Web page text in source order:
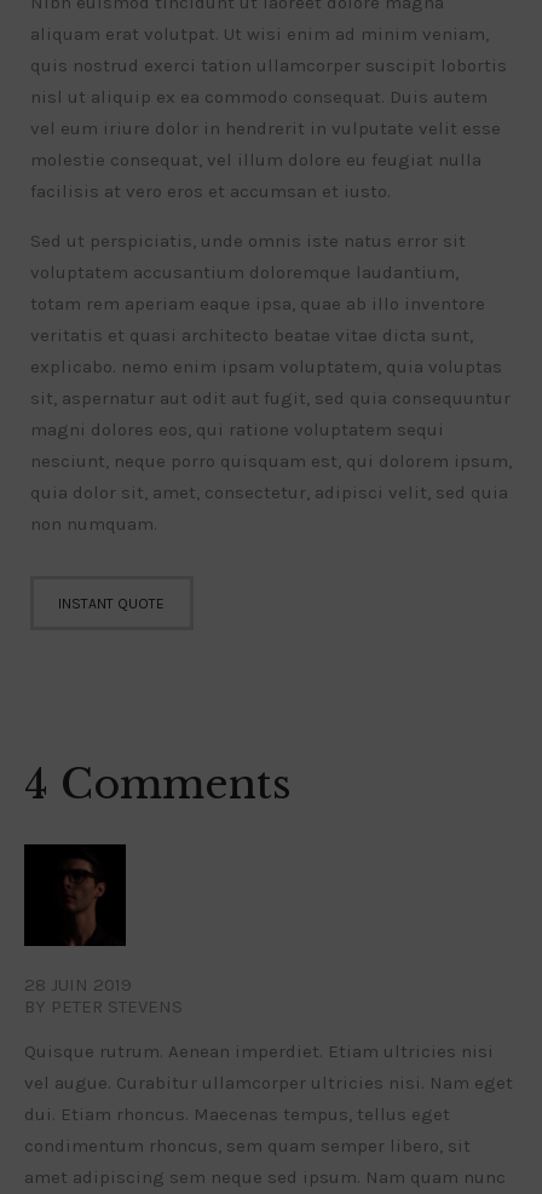
aliquam erat volutpat. Ut wisi enim ad minim veniam,
quis nostrud exerci tation ullamcorper suscipit lobortis
nisl ut aliquip ex ea commodo consequat. Duis autem
vel eum iriure dolor in hendrerit in vulputate velit esse
molestie consequat, vel illum dolore eu feugiat nulla
facilisis at vero eros et accumsan et iusto.
Sed ut perspiciatis, unde omnis iste natus error sit
voluptatem accusantium doloremque laudantium,
totam rem aperiam eaque ipsa, quae ab illo inventore
veritatis et quasi architecto beatae vitae dicta sunt,
explicabo. nemo enim ipsam voluptatem, quia voluptas
sit, aspernatur aut odit aut fugit, sed quia consequuntur
magni dolores eos, qui ratione voluptatem sequi
nesciunt, neque porro quisquam est, qui dolorem ipsum,
quia dolor sit, amet, consectetur, adipisci velit, sed quia
non numquam.
INSTANT QUOTE
4 Comments
28 JUIN 2019
BY PETER STEVENS
Quisque rutrum. Aenean imperdiet. Etiam ultricies nisi
vel augue. Curabitur ullamcorper ultricies nisi. Nam eget
dui. Etiam rhoncus. Maecenas tempus, tellus eget
condimentum rhoncus, sem quam semper libero, sit
amet adipiscing sem neque sed ipsum. Nam quam nunc